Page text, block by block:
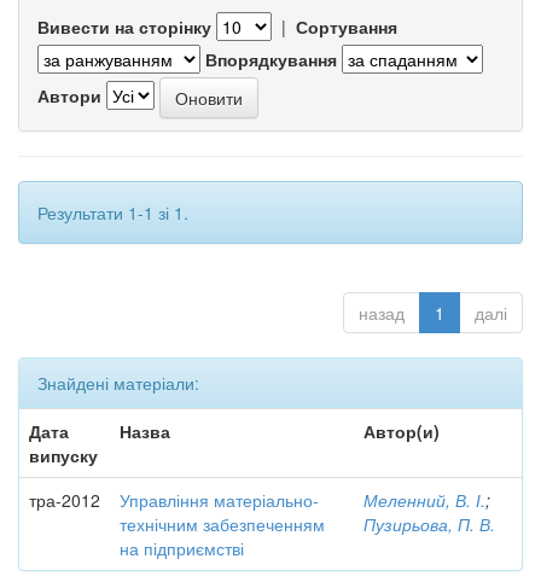
Вивести на сторінку | Сортування
Впорядкування
Автори
Результати 1-1 зі 1.
назад 1 далі
Знайдені матеріали:
Дата
випуску
Назва Автор(и)
тра-2012
Управління матеріально-
технічним забезпеченням
на підприємстві
Меленний, В. І.;
Пузирьова, П. В.